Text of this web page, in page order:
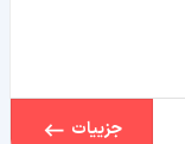
جزییات